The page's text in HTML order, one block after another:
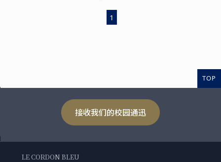
1
TOP
接收我们的校园通迅
LE CORDON BLEU